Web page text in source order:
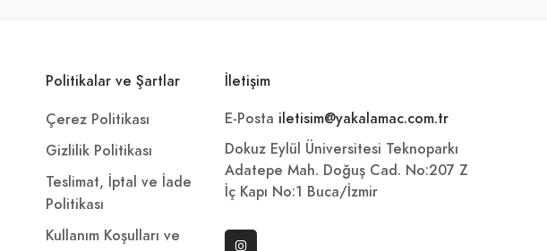
Politikalar ve Şartlar
Çerez Politikası
Gizlilik Politikası
Teslimat, İptal ve İade
Politikası
Kullanım Koşulları ve
İletişim
E-Posta iletisim@yakalamac.com.tr
Dokuz Eylül Üniversitesi Teknoparkı
Adatepe Mah. Doğuş Cad. No:207 Z
İç Kapı No:1 Buca/İzmir